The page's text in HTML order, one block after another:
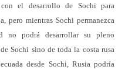
el desarrollo de Sochi para
pero mientras Sochi permanezca
no podrá desarrollar su pleno
Sochi sino de toda la costa rusa
desde Sochi, Rusia podría